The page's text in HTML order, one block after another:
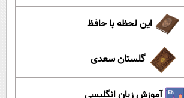
این لحظه با حافظ
گلستان سعدی